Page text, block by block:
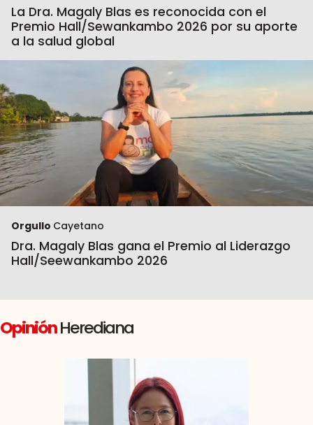
La Dra. Magaly Blas es reconocida con el
Premio Hall/Sewankambo 2026 por su aporte
a la salud global
Orgullo Cayetano
Dra. Magaly Blas gana el Premio al Liderazgo
Hall/Seewankambo 2026
OpiniónHerediana